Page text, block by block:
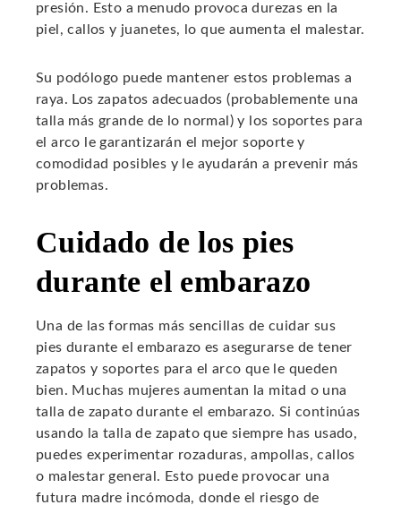
presión. Esto a menudo provoca durezas en la
piel, callos y juanetes, lo que aumenta el malestar.
Su podólogo puede mantener estos problemas a
raya. Los zapatos adecuados (probablemente una
talla más grande de lo normal) y los soportes para
el arco le garantizarán el mejor soporte y
comodidad posibles y le ayudarán a prevenir más
problemas.
Cuidado de los pies
durante el embarazo
Una de las formas más sencillas de cuidar sus
pies durante el embarazo es asegurarse de tener
zapatos y soportes para el arco que le queden
bien. Muchas mujeres aumentan la mitad o una
talla de zapato durante el embarazo. Si continúas
usando la talla de zapato que siempre has usado,
puedes experimentar rozaduras, ampollas, callos
o malestar general. Esto puede provocar una
futura madre incómoda, donde el riesgo de